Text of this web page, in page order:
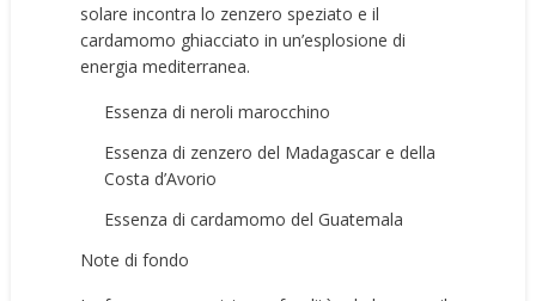
solare incontra lo zenzero speziato e il
cardamomo ghiacciato in un’esplosione di
energia mediterranea.
Essenza di neroli marocchino
Essenza di zenzero del Madagascar e della
Costa d’Avorio
Essenza di cardamomo del Guatemala
Note di fondo